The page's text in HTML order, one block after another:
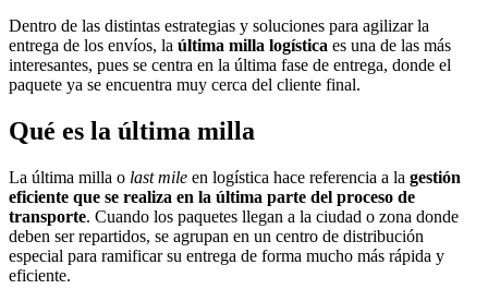
Dentro de las distintas estrategias y soluciones para agilizar la
entrega de los envíos, la última milla logística es una de las más
interesantes, pues se centra en la última fase de entrega, donde el
paquete ya se encuentra muy cerca del cliente final.
Qué es la última milla
La última milla o last mile en logística hace referencia a la gestión
eficiente que se realiza en la última parte del proceso de
transporte. Cuando los paquetes llegan a la ciudad o zona donde
deben ser repartidos, se agrupan en un centro de distribución
especial para ramificar su entrega de forma mucho más rápida y
eficiente.